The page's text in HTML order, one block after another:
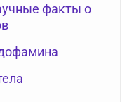
факты о